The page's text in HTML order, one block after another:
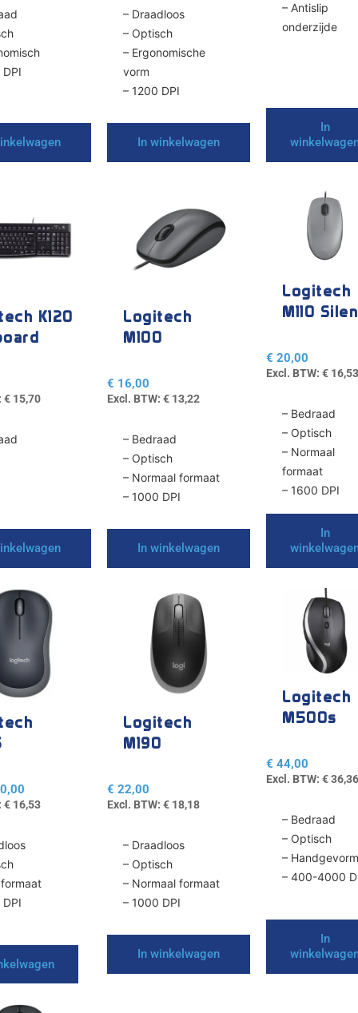
– Draadloos
– Optisch
– Ergonomische
vorm
– 1200 DPI
In winkelwagen
– Antislip
onderzijde
In
K120
€ 15,70
Logitech
M100
€ 16,00
Excl. BTW:€ 13,22
– Bedraad
– Optisch
– Normaal formaat
– 1000 DPI
In winkelwagen
Logitech
M110
€ 20,00
Excl. BTW:€ 16,53
– Bedraad
– Optisch
– Normaal
formaat
– 1600 DPI
In
€ 16,53
Logitech
M190
€ 22,00
Excl. BTW:€ 18,18
– Draadloos
– Optisch
– Normaal formaat
– 1000 DPI
In winkelwagen
Logitech
M500s
€ 44,00
Excl. BTW:€36,36
– Bedraad
– Optisch
–
– 400-4000
In